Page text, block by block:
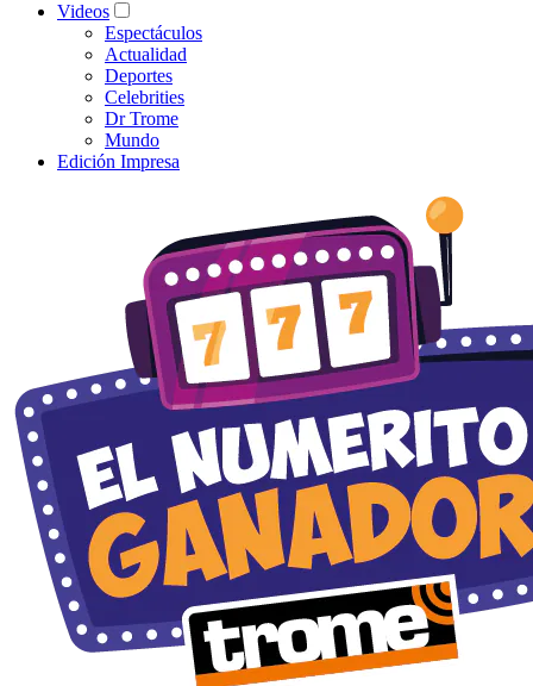
Videos
Espectáculos
Actualidad
Deportes
Celebrities
Dr Trome
Mundo
Edición Impresa